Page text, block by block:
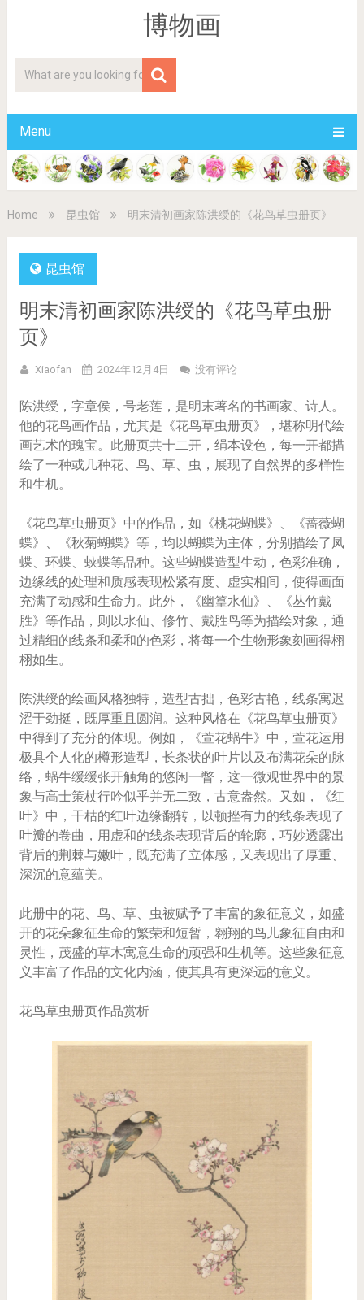
博物画
Menu
Home 昆虫馆 明末清初画家陈洪绶的《花鸟草虫册页》
昆虫馆
明末清初画家陈洪绶的《花鸟草虫册
页》
Xiaofan 2024年12月4日 没有评论
陈洪绶，字章侯，号老莲，是明末著名的书画家、诗人。
他的花鸟画作品，尤其是《花鸟草虫册页》，堪称明代绘
画艺术的瑰宝。此册页共十二开，绢本设色，每一开都描
绘了一种或几种花、鸟、草、虫，展现了自然界的多样性
和生机。
《花鸟草虫册页》中的作品，如《桃花蝴蝶》、《蔷薇蝴
蝶》、《秋菊蝴蝶》等，均以蝴蝶为主体，分别描绘了凤
蝶、环蝶、蛱蝶等品种。这些蝴蝶造型生动，色彩准确，
边缘线的处理和质感表现松紧有度、虚实相间，使得画面
充满了动感和生命力。此外，《幽篁水仙》、《丛竹戴
胜》等作品，则以水仙、修竹、戴胜鸟等为描绘对象，通
过精细的线条和柔和的色彩，将每一个生物形象刻画得栩
栩如生。
陈洪绶的绘画风格独特，造型古拙，色彩古艳，线条寓迟
涩于劲挺，既厚重且圆润。这种风格在《花鸟草虫册页》
中得到了充分的体现。例如，《萱花蜗牛》中，萱花运用
极具个人化的樽形造型，长条状的叶片以及布满花朵的脉
络，蜗牛缓缓张开触角的悠闲一瞥，这一微观世界中的景
象与高士策杖行吟似乎并无二致，古意盎然。又如，《红
叶》中，干枯的红叶边缘翻转，以顿挫有力的线条表现了
叶瓣的卷曲，用虚和的线条表现背后的轮廓，巧妙透露出
背后的荆棘与嫩叶，既充满了立体感，又表现出了厚重、
深沉的意蕴美。
此册中的花、鸟、草、虫被赋予了丰富的象征意义，如盛
开的花朵象征生命的繁荣和短暂，翱翔的鸟儿象征自由和
灵性，茂盛的草木寓意生命的顽强和生机等。这些象征意
义丰富了作品的文化内涵，使其具有更深远的意义。
花鸟草虫册页作品赏析